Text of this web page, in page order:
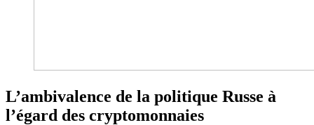
L’ambivalence de la politique Russe à
l’égard des cryptomonnaies